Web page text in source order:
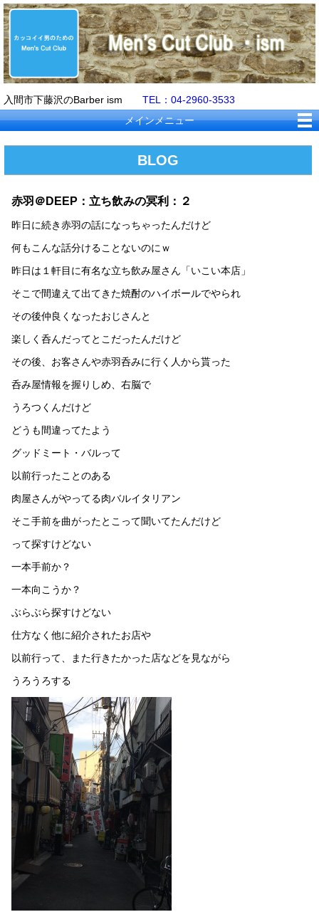
入間市下藤沢のBarber ism TEL：04-2960-3533
メインメニュー
BLOG
赤羽＠DEEP：立ち飲みの冥利：２
昨日に続き赤羽の話になっちゃったんだけど
何もこんな話分けることないのにｗ
昨日は１軒目に有名な立ち飲み屋さん「いこい本店」
そこで間違えて出てきた焼酎のハイボールでやられ
その後仲良くなったおじさんと
楽しく呑んだってとこだったんだけど
その後、お客さんや赤羽呑みに行く人から貰った
呑み屋情報を握りしめ、右脳で
うろつくんだけど
どうも間違ってたよう
グッドミート・バルって
以前行ったことのある
肉屋さんがやってる肉バルイタリアン
そこ手前を曲がったとこって聞いてたんだけど
って探すけどない
一本手前か？
一本向こうか？
ぶらぶら探すけどない
仕方なく他に紹介されたお店や
以前行って、また行きたかった店などを見ながら
うろうろする